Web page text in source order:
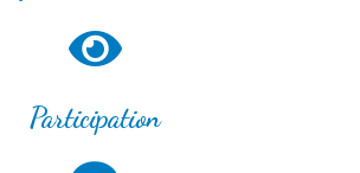
Participation